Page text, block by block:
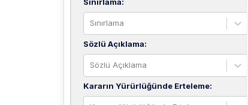
Sınırlama
Sözlü Açıklama:
Sözlü Açıklama
Kararın Yürürlüğünde Erteleme: